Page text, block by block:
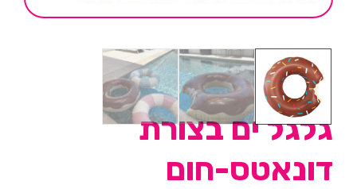
גלגל ים בצורת
דונאטס-חום